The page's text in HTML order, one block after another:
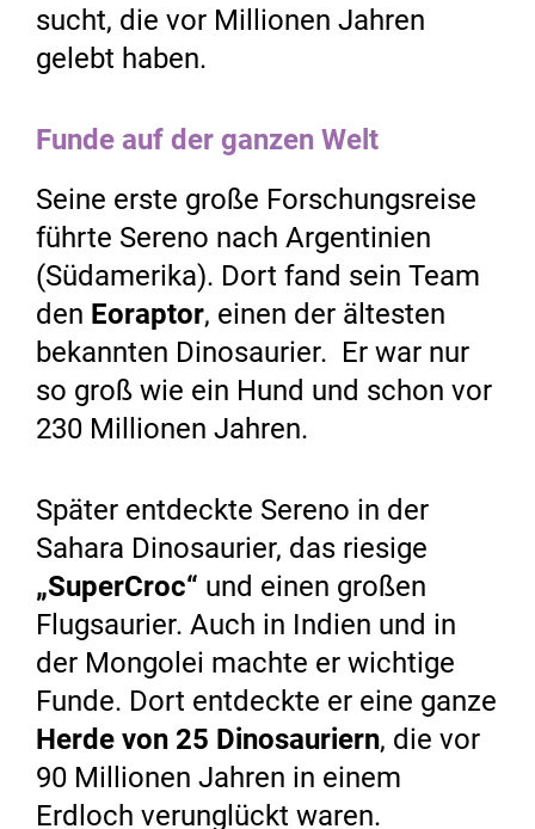
sucht, die vor Millionen Jahren
gelebt haben.
Funde auf der ganzen Welt
Seine erste große Forschungsreise
führte Sereno nach Argentinien
(Südamerika). Dort fand sein Team
den Eoraptor, einen der ältesten
bekannten Dinosaurier. Er war nur
so groß wie ein Hund und schon vor
230 Millionen Jahren.
Später entdeckte Sereno in der
Sahara Dinosaurier, das riesige
„SuperCroc“ und einen großen
Flugsaurier. Auch in Indien und in
der Mongolei machte er wichtige
Funde. Dort entdeckte er eine ganze
Herde von 25 Dinosauriern, die vor
90 Millionen Jahren in einem
Erdloch verunglückt waren.